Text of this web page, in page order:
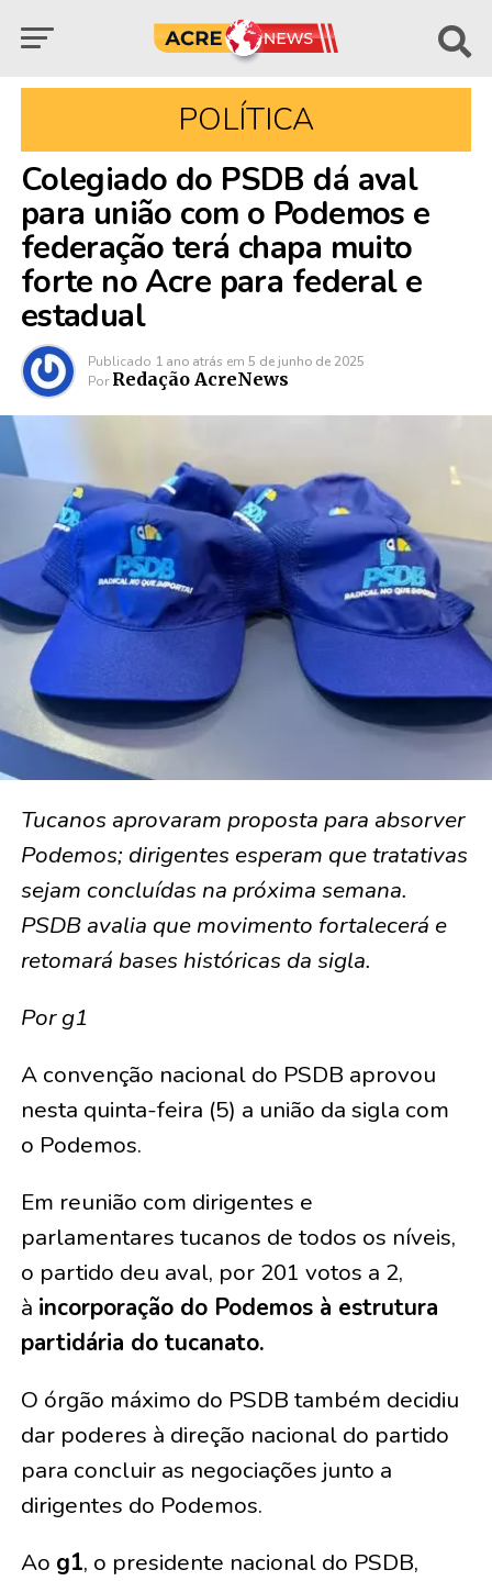
POLÍTICA
Colegiado do PSDB dá aval
para união com o Podemos e
federação terá chapa muito
forte no Acre para federal e
estadual
Publicado 1 ano atrás em 5 de junho de 2025
Por Redação AcreNews
Tucanos aprovaram proposta para absorver
Podemos; dirigentes esperam que tratativas
sejam concluídas na próxima semana.
PSDB avalia que movimento fortalecerá e
retomará bases históricas da sigla.
Por g1
A convenção nacional do PSDB aprovou
nesta quinta-feira (5) a união da sigla com
o Podemos.
Em reunião com dirigentes e
parlamentares tucanos de todos os níveis,
o partido deu aval, por 201 votos a 2,
à incorporação do Podemos à estrutura
partidária do tucanato.
O órgão máximo do PSDB também decidiu
dar poderes à direção nacional do partido
para concluir as negociações junto a
dirigentes do Podemos.
Ao g1, o presidente nacional do PSDB,